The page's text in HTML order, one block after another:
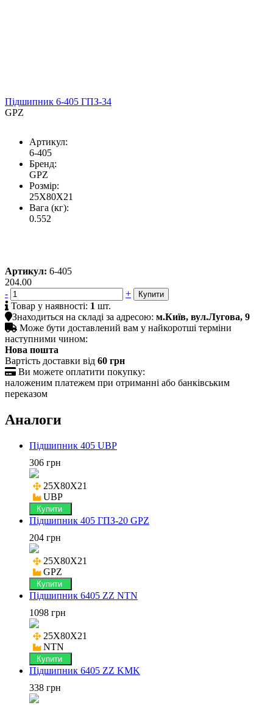
Підшипник 6-405 ГПЗ-34
GPZ
Артикул:
6-405
Бренд:
GPZ
Розмір:
25X80X21
Вага (кг):
0.552
Артикул: 6-405
204.00
-
+
 Товар у наявності: 1 шт.
Знаходиться на складі за адресою: м.Київ, вул.Лугова, 9
 Може бути доставлений вам у найкоротші терміни
наступними чином:
Нова пошта
Вартість доставки від 60 грн
 Ви можете оплатити покупку:
наложеним платежем при отриманні або банківським
переказом
Аналоги
Підшипник 405 UBP
306 грн
25X80X21
UBP
Купити
Підшипник 405 ГПЗ-20 GPZ
204 грн
25X80X21
GPZ
Купити
Підшипник 6405 ZZ NTN
1098 грн
25X80X21
NTN
Купити
Підшипник 6405 ZZ KMK
338 грн